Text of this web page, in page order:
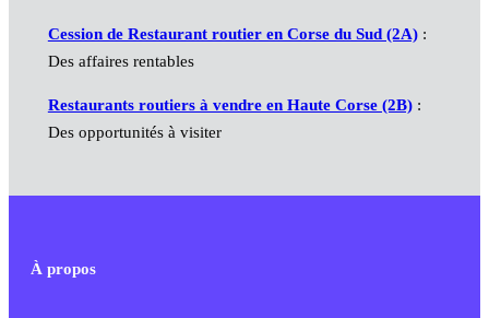
Cession de Restaurant routier en Corse du Sud (2A):
Des affaires rentables
Restaurants routiers à vendre en Haute Corse (2B):
Des opportunités à visiter
À propos